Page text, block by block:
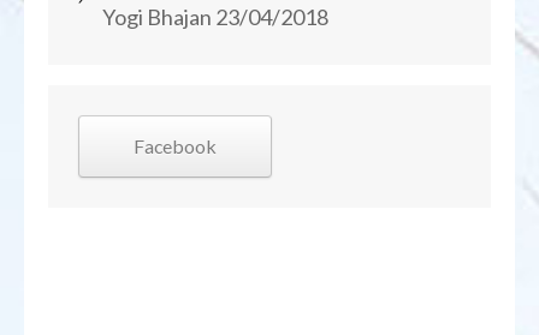
Yogi Bhajan 23/04/2018
Facebook